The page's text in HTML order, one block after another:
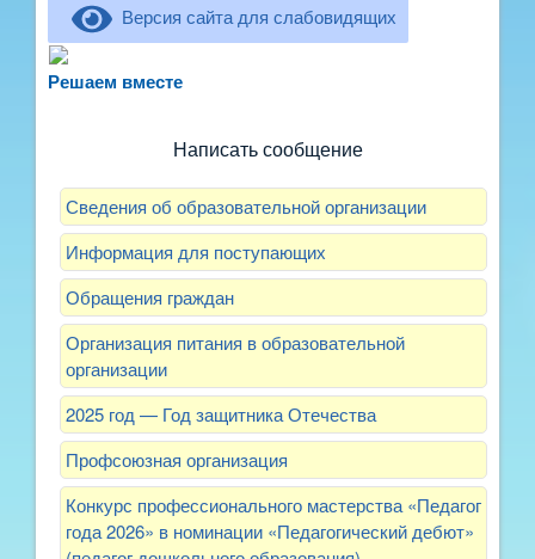
Версия сайта для слабовидящих
Решаем вместерассказать о воспитателях? Знаете, как
Написать сообщение
Сведения об образовательной организации
Информация для поступающих
Обращения граждан
Организация питания в образовательной
организации
2025 год — Год защитника Отечества
Профсоюзная организация
Конкурс профессионального мастерства «Педагог
года 2026» в номинации «Педагогический дебют»